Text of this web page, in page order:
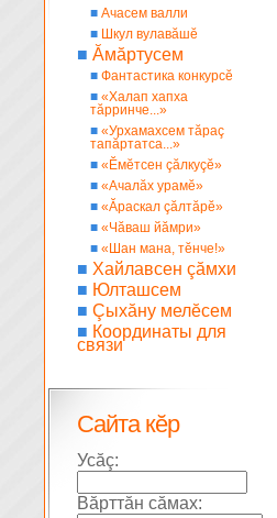
■ Ачасем валли
■ Шкул вулавăшĕ
■ Ăмăртусем
■ Фантастика конкурсĕ
■ «Халап хапха
тăрринче...»
■ «Урхамахсем тăраç
тапăртатса...»
■ «Ĕмĕтсен çăлкуçĕ»
■ «Ачалăх урамĕ»
■ «Ăраскал çăлтăрĕ»
■ «Чăваш йăмри»
■ «Шан мана, тĕнче!»
■ Хайлавсен çăмхи
■ Юлташсем
■ Çыхăну мелĕсем
■ Координаты для
связи
Сайта кĕр
Усăç:
Вăрттăн сăмах: